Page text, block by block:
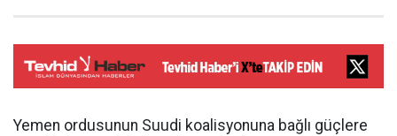
Yemen ordusunun Suudi koalisyonuna bağlı güçlere